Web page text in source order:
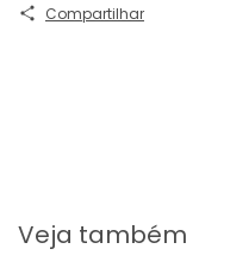
Compartilhar
Veja também